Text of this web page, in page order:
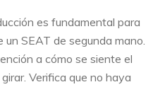
es fundamental para
SEAT de segunda mano.
a cómo se siente el
Verifica que no haya